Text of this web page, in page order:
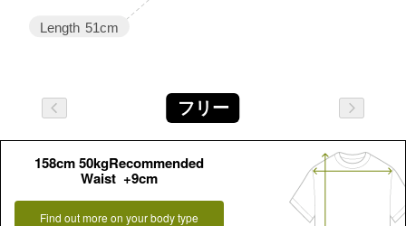
Length 51cm
フリー
158cm 50kgRecommended
Waist +9cm
Find out more on your body type